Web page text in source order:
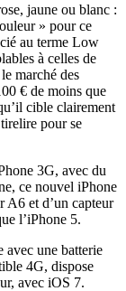
jaune ou blanc :
» pour ce
au terme Low
à celles de
marché des
€ de moins que
cible clairement
pour se
3G, avec du
ce nouvel iPhone
A6 et d’un capteur
l’iPhone 5.
avec une batterie
4G, dispose
avec iOS 7.